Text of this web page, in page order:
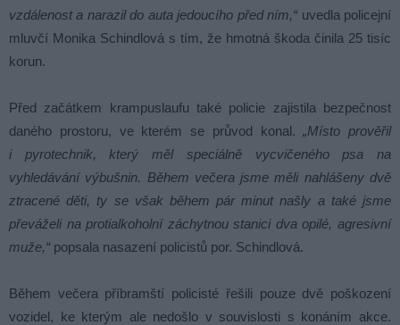
vzdálenost a narazil do auta jedoucího před ním,“ uvedla policejní
mluvčí Monika Schindlová s tím, že hmotná škoda činila 25 tisíc
korun.
Před začátkem krampuslaufu také policie zajistila bezpečnost
daného prostoru, ve kterém se průvod konal.„Místo prověřil
i pyrotechnik, který měl speciálně vycvičeného psa na
vyhledávání výbušnin. Během večera jsme měli nahlášeny dvě
ztracené děti, ty se však během pár minut našly a také jsme
převáželi na protialkoholní záchytnou stanici dva opilé, agresivní
muže,“ popsala nasazení policistů por. Schindlová.
Během večera příbramští policisté řešili pouze dvě poškození
vozidel, ke kterým ale nedošlo v souvislosti s konáním akce.